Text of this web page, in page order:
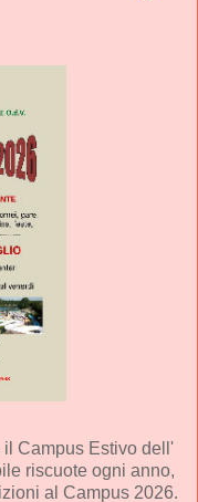
Campus Estivo dell'
riscuote ogni anno,
al Campus 2026.